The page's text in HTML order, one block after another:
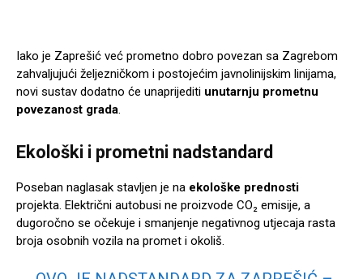
Iako je Zaprešić već prometno dobro povezan sa Zagrebom
zahvaljujući željezničkom i postojećim javnolinijskim linijama,
novi sustav dodatno će unaprijediti unutarnju prometnu
povezanost grada.
Ekološki i prometni nadstandard
Poseban naglasak stavljen je na ekološke prednosti
projekta. Električni autobusi ne proizvode CO₂ emisije, a
dugoročno se očekuje i smanjenje negativnog utjecaja rasta
broja osobnih vozila na promet i okoliš.